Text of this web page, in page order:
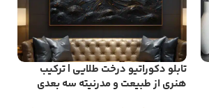
تابلو دکوراتیو درخت طلایی | ترکیب
هنری از طبیعت و مدرنیته سه بعدی